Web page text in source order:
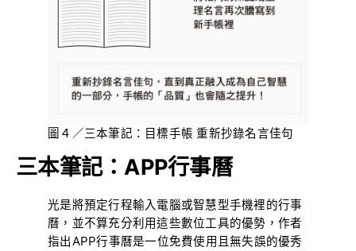
圖４／三本筆記：目標手帳 重新抄錄名言佳句
三本筆記：APP行事曆
光是將預定行程輸入電腦或智慧型手機裡的行事
曆，並不算充分利用這些數位工具的優勢，作者
指出APP行事曆是一位免費使用且無失誤的優秀